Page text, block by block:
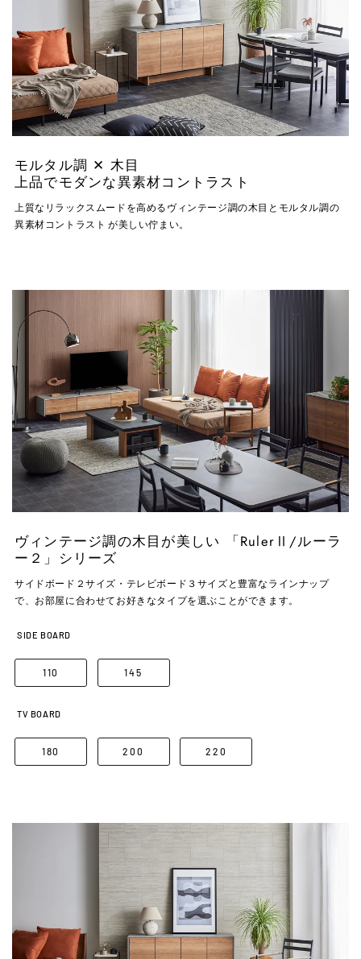
モルタル調 ✕ 木目
上品でモダンな異素材コントラスト
上質なリラックスムードを高めるヴィンテージ調の木目とモルタル調の
異素材コントラスト が美しい佇まい。
ヴィンテージ調の木目が美しい 「RulerⅡ/ルーラ
ー２」シリーズ
サイドボード２サイズ・テレビボード３サイズと豊富なラインナップ
で、お部屋に合わせてお好きなタイプを選ぶことができます。
SIDE BOARD
110 145
TV BOARD
180 200 220